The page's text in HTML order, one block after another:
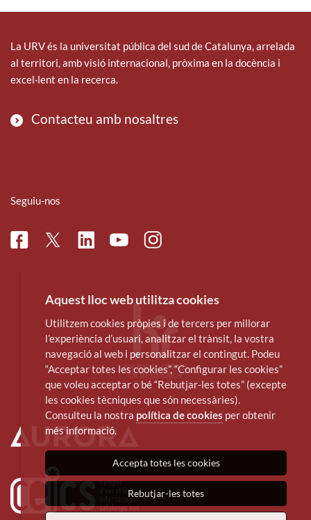
La URV és la universitat pública del sud de Catalunya, arrelada
al territori, amb visió internacional, pròxima en la docència i
excel·lent en la recerca.
Contacteu amb nosaltres
Seguiu-nos
FacebookTwitterLinkedinYoutubeInstagram
Aquest lloc web utilitza cookies
Utilitzem cookies pròpies i de tercers per millorar
l’experiència d’usuari, analitzar el trànsit, la vostra
navegació al web i personalitzar el contingut. Podeu
“Acceptar totes les cookies”, “Configurar les cookies”
que voleu acceptar o bé “Rebutjar-les totes” (excepte
les cookies tècniques que són necessàries).
Consulteu la nostra política de cookies per obtenir
més informació.
Accepta totes les cookies
Rebutjar-les totes